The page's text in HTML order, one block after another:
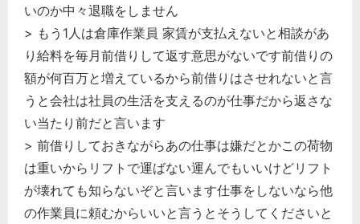
いのか中々退職をしません
> もう1人は倉庫作業員 家賃が支払えないと相談があ
り給料を毎月前借りして返す意思がないです前借りの
額が何百万と増えているから前借りはさせれないと言
うと会社は社員の生活を支えるのが仕事だから返さな
い当たり前だと言います
> 前借りしておきながらあの仕事は嫌だとかこの荷物
は重いからリフトで運ばない運んでもいいけどリフト
が壊れても知らないぞと言います仕事をしないなら他
の作業員に頼むからいいと言うとそうしてくださいと